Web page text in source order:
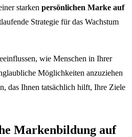
starken persönlichen Marke auf
Strategie für das Wachstum
wie Menschen in Ihrer
Möglichkeiten anzuziehen
das Ihnen tatsächlich hilft, Ihre Ziele
Markenbildung auf